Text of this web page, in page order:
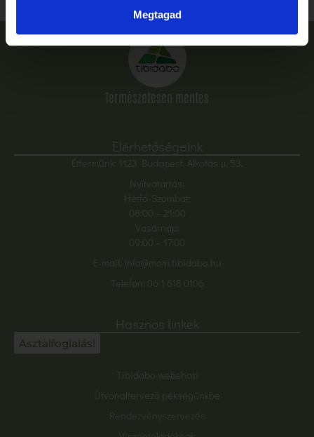
Megtagad
Természetesen mentes
Elérhetőségeink
Éttermünk: 1123 Budapest, Alkotás u. 53.
Nyitvatartás:
Hétfő-Szombat:
08:00
– 21:00
Vasárnap:
09:00 – 17:00
E-mail: info@mom.tibidabo.hu
Telefon: 06 1 618 0106
Hasznos linkek
Asztalfoglalás!
Tibidabo webshop
Útvonaltervező pékségünkbe
Rendezvényszervezés